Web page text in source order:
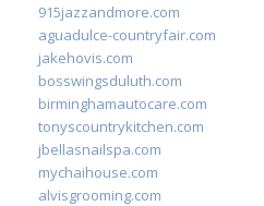
915jazzandmore.com
aguadulce-countryfair.com
jakehovis.com
bosswingsduluth.com
birminghamautocare.com
tonyscountrykitchen.com
jbellasnailspa.com
mychaihouse.com
alvisgrooming.com